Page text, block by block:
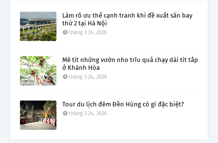
Làm rõ ưu thế cạnh tranh khi đề xuất sân bay
thứ 2 tại Hà Nội
tháng 3 24, 2026
Mê tít những vườn nho trĩu quả chạy dài tít tắp
ở Khánh Hòa
tháng 3 24, 2026
Tour du lịch đêm Đền Hùng có gì đặc biệt?
tháng 3 24, 2026